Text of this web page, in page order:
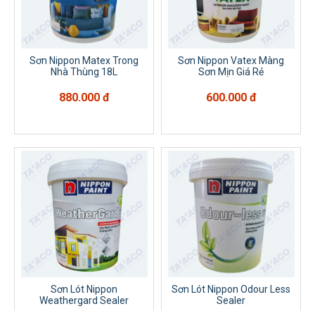
Sơn Nippon Matex Trong
Nhà Thùng 18L
880.000 đ
Sơn Nippon Vatex Màng
Sơn Mịn Giá Rẻ
600.000 đ
Sơn Lót Nippon
Weathergard Sealer
Sơn Lót Nippon Odour Less
Sealer